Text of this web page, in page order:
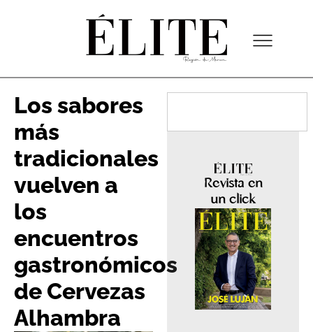
Los sabores
más
tradicionales
vuelven a
los
encuentros
gastronómicos
de Cervezas
Alhambra
Revista en
un click